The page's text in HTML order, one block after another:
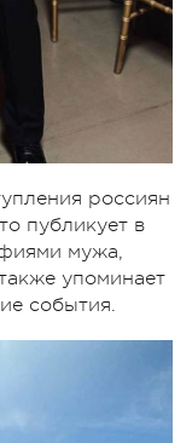
россиян
публикует в
мужа,
упоминает
события.